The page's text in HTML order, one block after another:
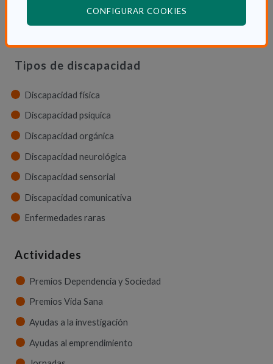
CONFIGURAR COOKIES
Cuidadores
Tipos de discapacidad
Discapacidad física
Discapacidad psíquica
Discapacidad orgánica
Discapacidad neurológica
Discapacidad sensorial
Discapacidad comunicativa
Enfermedades raras
Actividades
Premios Dependencia y Sociedad
Premios Vida Sana
Ayudas a la investigación
Ayudas al emprendimiento